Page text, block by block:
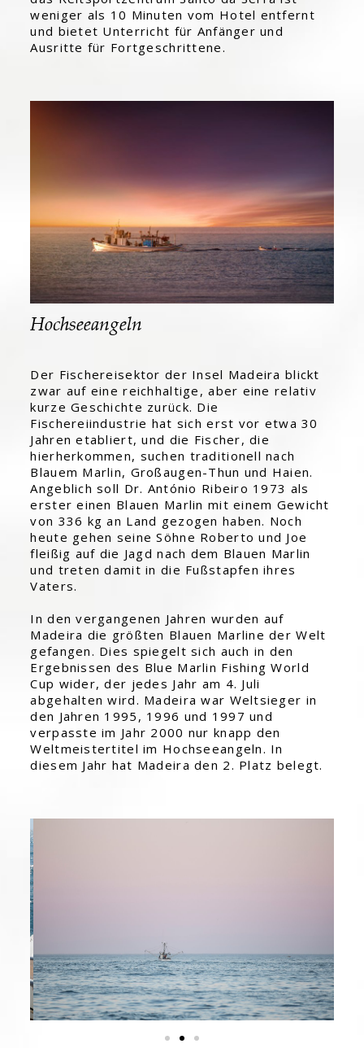
weniger als 10 Minuten vom Hotel entfernt
und bietet Unterricht für Anfänger und
Ausritte für Fortgeschrittene.
Hochseeangeln
Der Fischereisektor der Insel Madeira blickt
zwar auf eine reichhaltige, aber eine relativ
kurze Geschichte zurück. Die
Fischereiindustrie hat sich erst vor etwa 30
Jahren etabliert, und die Fischer, die
hierherkommen, suchen traditionell nach
Blauem Marlin, Großaugen-Thun und Haien.
Angeblich soll Dr. António Ribeiro 1973 als
erster einen Blauen Marlin mit einem Gewicht
von 336 kg an Land gezogen haben. Noch
heute gehen seine Söhne Roberto und Joe
fleißig auf die Jagd nach dem Blauen Marlin
und treten damit in die Fußstapfen ihres
Vaters.
In den vergangenen Jahren wurden auf
Madeira die größten Blauen Marline der Welt
gefangen. Dies spiegelt sich auch in den
Ergebnissen des Blue Marlin Fishing World
Cup wider, der jedes Jahr am 4. Juli
abgehalten wird. Madeira war Weltsieger in
den Jahren 1995, 1996 und 1997 und
verpasste im Jahr 2000 nur knapp den
Weltmeistertitel im Hochseeangeln. In
diesem Jahr hat Madeira den 2. Platz belegt.